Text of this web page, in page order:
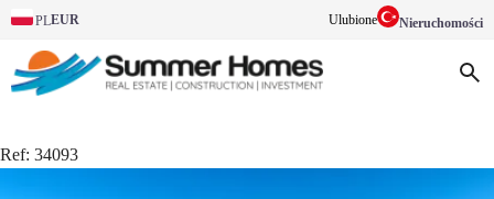
PLEUR Ulubione Nieruchomości
Ref: 34093